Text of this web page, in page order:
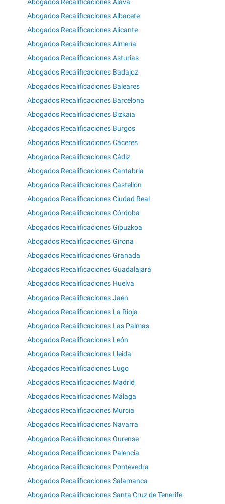
Abogados Recalificaciones Albacete
Abogados Recalificaciones Alicante
Abogados Recalificaciones Almería
Abogados Recalificaciones Asturias
Abogados Recalificaciones Badajoz
Abogados Recalificaciones Baleares
Abogados Recalificaciones Barcelona
Abogados Recalificaciones Bizkaia
Abogados Recalificaciones Burgos
Abogados Recalificaciones Cáceres
Abogados Recalificaciones Cádiz
Abogados Recalificaciones Cantabria
Abogados Recalificaciones Castellón
Abogados Recalificaciones Ciudad Real
Abogados Recalificaciones Córdoba
Abogados Recalificaciones Gipuzkoa
Abogados Recalificaciones Girona
Abogados Recalificaciones Granada
Abogados Recalificaciones Guadalajara
Abogados Recalificaciones Huelva
Abogados Recalificaciones Jaén
Abogados Recalificaciones La Rioja
Abogados Recalificaciones Las Palmas
Abogados Recalificaciones León
Abogados Recalificaciones Lleida
Abogados Recalificaciones Lugo
Abogados Recalificaciones Madrid
Abogados Recalificaciones Málaga
Abogados Recalificaciones Murcia
Abogados Recalificaciones Navarra
Abogados Recalificaciones Ourense
Abogados Recalificaciones Palencia
Abogados Recalificaciones Pontevedra
Abogados Recalificaciones Salamanca
Abogados Recalificaciones Santa Cruz de Tenerife